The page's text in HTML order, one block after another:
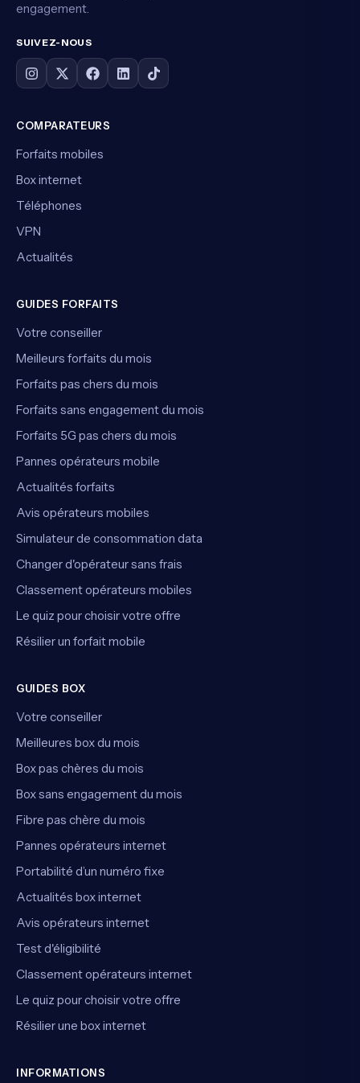
engagement.
SUIVEZ-NOUS
COMPARATEURS
Forfaits mobiles
Box internet
Téléphones
VPN
Actualités
GUIDES FORFAITS
Votre conseiller
Meilleurs forfaits du mois
Forfaits pas chers du mois
Forfaits sans engagement du mois
Forfaits 5G pas chers du mois
Pannes opérateurs mobile
Actualités forfaits
Avis opérateurs mobiles
Simulateur de consommation data
Changer d'opérateur sans frais
Classement opérateurs mobiles
Le quiz pour choisir votre offre
Résilier un forfait mobile
GUIDES BOX
Votre conseiller
Meilleures box du mois
Box pas chères du mois
Box sans engagement du mois
Fibre pas chère du mois
Pannes opérateurs internet
Portabilité d’un numéro fixe
Actualités box internet
Avis opérateurs internet
Test d'éligibilité
Classement opérateurs internet
Le quiz pour choisir votre offre
Résilier une box internet
INFORMATIONS